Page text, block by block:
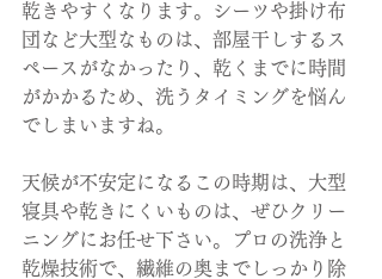
乾きやすくなります。シーツや掛け布
団など大型なものは、部屋干しするス
ペースがなかったり、乾くまでに時間
がかかるため、洗うタイミングを悩ん
でしまいますね。
天候が不安定になるこの時期は、大型
寝具や乾きにくいものは、ぜひクリー
ニングにお任せ下さい。プロの洗浄と
乾燥技術で、繊維の奥までしっかり除